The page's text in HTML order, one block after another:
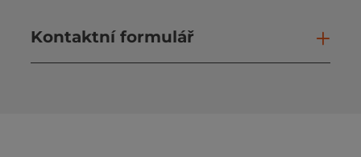
Kontaktní formulář